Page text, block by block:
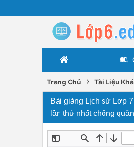
Trang Chủ › Tài Liệu
Bài giảng Lịch sử Lớp
lần thứ nhất chống